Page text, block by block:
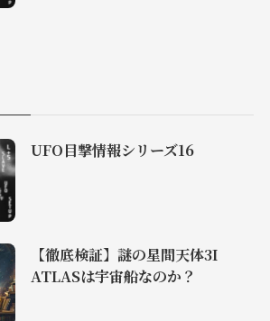
UFO目撃情報シリーズ16
【徹底検証】謎の星間天体3I
ATLASは宇宙船なのか？